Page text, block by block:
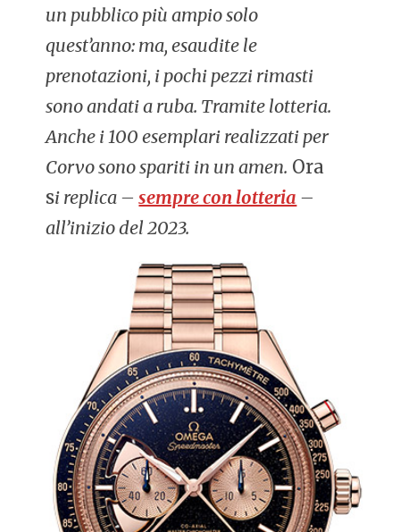
un pubblico più ampio solo
quest’anno: ma, esaudite le
prenotazioni, i pochi pezzi rimasti
sono andati a ruba. Tramite lotteria.
Anche i 100 esemplari realizzati per
Corvo sono spariti in un amen. Ora
si replica –sempre con lotteria –
all’inizio del 2023.